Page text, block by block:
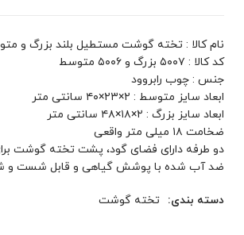
نام کالا : تخته گوشت مستطیل بلند بزرگ و
کد کالا : ۵۰۰۷ بزرگ و ۵۰۰۶ متوسط
جنس : چوب رابروود
ابعاد سایز متوسط : ۲×۲۳×۴۰ سانتی متر
ابعاد سایز بزرگ : ۲×۱۸×۴۸ سانتی متر
ضخامت ۱۸ میلی متر واقعی
دو طرفه دارای فضای گود، پشت تخته گوشت
ضد آب شده با پوشش گیاهی و قابل شست و
دسته بندی: تخته گوشت